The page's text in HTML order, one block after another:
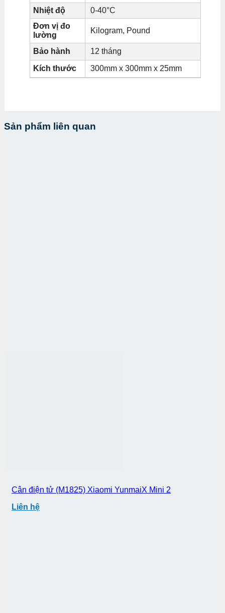
Nhiệt độ
0-40°C
Đơn vị đo
lường
Kilogram, Pound
Bảo hành
12 tháng
Kích thước
300mm x 300mm x 25mm
Sản phẩm liên quan
Cân điện tử (M1825) Xiaomi YunmaiX Mini 2
Liên hệ